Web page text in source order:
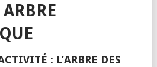
ARBRE
: L’ARBRE DES